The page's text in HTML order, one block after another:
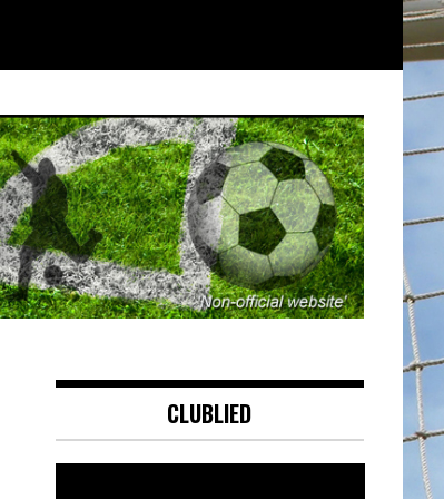
CLUBLIED